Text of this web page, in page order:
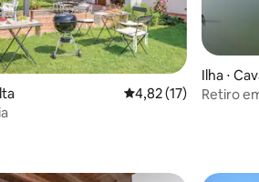
de 5, 192 avaliações
4,82 de uma
4,82 (17)
Ilha ⋅
Retiro